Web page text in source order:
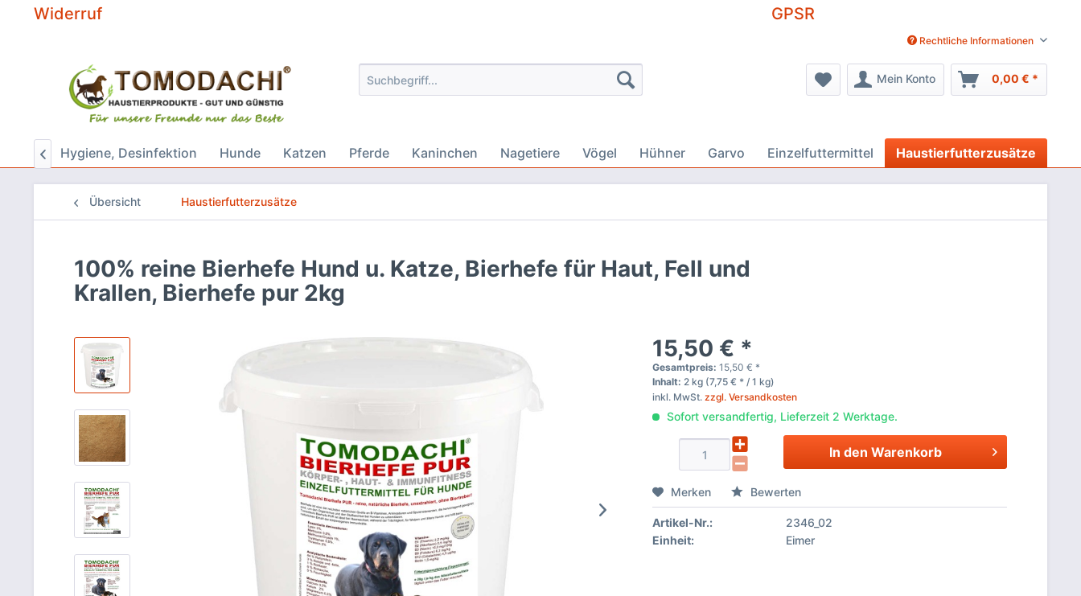
Widerruf GPSR
Rechtliche Informationen
Mein Konto 0,00 € *
Hygiene, Desinfektion Hunde Katzen Pferde Kaninchen Nagetiere Vögel Hühner Garvo Einzelfuttermittel Haustierfutterzusätze

Übersicht Haustierfutterzusätze
100% reine Bierhefe Hund u. Katze, Bierhefe für Haut, Fell und
Krallen, Bierhefe pur 2kg
15,50 € *
Gesamtpreis:15,50 € *
Inhalt:2 kg (7,75 € * / 1 kg)
inkl. MwSt.zzgl. Versandkosten
Sofort versandfertig, Lieferzeit 2 Werktage.
In den Warenkorb
Merken Bewerten
Artikel-Nr.:
2346_02
Einheit:
Eimer